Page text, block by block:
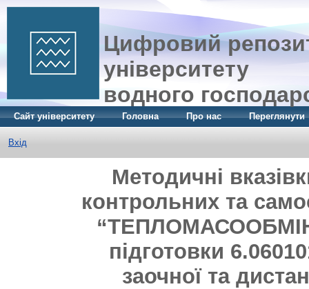
Цифровий
університету
водного
Сайт університету Головна Про нас Переглянути
Вхід
Методичні
контрольних та
підготовки
заочної та